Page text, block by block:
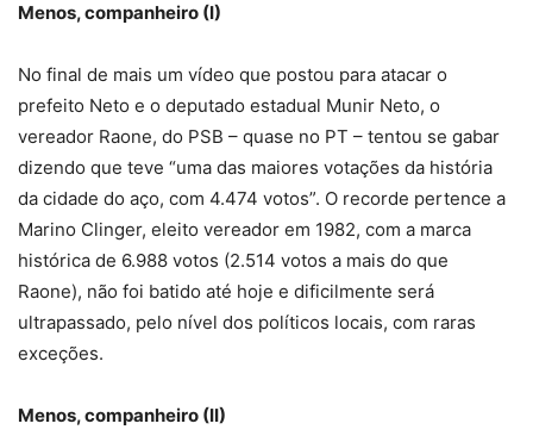
Menos, companheiro (I)
No final de mais um vídeo que postou para atacar o
prefeito Neto e o deputado estadual Munir Neto, o
vereador Raone, do PSB – quase no PT – tentou se gabar
dizendo que teve “uma das maiores votações da história
da cidade do aço, com 4.474 votos”. O recorde pertence a
Marino Clinger, eleito vereador em 1982, com a marca
histórica de 6.988 votos (2.514 votos a mais do que
Raone), não foi batido até hoje e dificilmente será
ultrapassado, pelo nível dos políticos locais, com raras
exceções.
Menos, companheiro (II)